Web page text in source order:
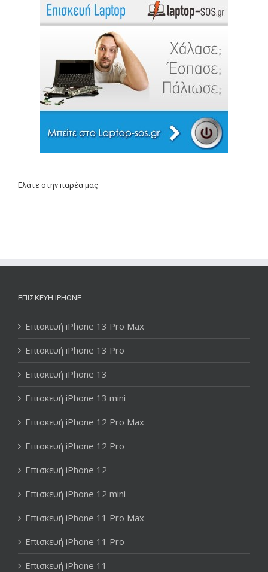
Ελάτε στην παρέα μας
ΕΠΙΣΚΕΥΉ IPHONE
Επισκευή iPhone 13 Pro Max
Επισκευή iPhone 13 Pro
Επισκευή iPhone 13
Επισκευή iPhone 13 mini
Επισκευή iPhone 12 Pro Max
Επισκευή iPhone 12 Pro
Επισκευή iPhone 12
Επισκευή iPhone 12 mini
Επισκευή iPhone 11 Pro Max
Επισκευή iPhone 11 Pro
Επισκευή iPhone 11